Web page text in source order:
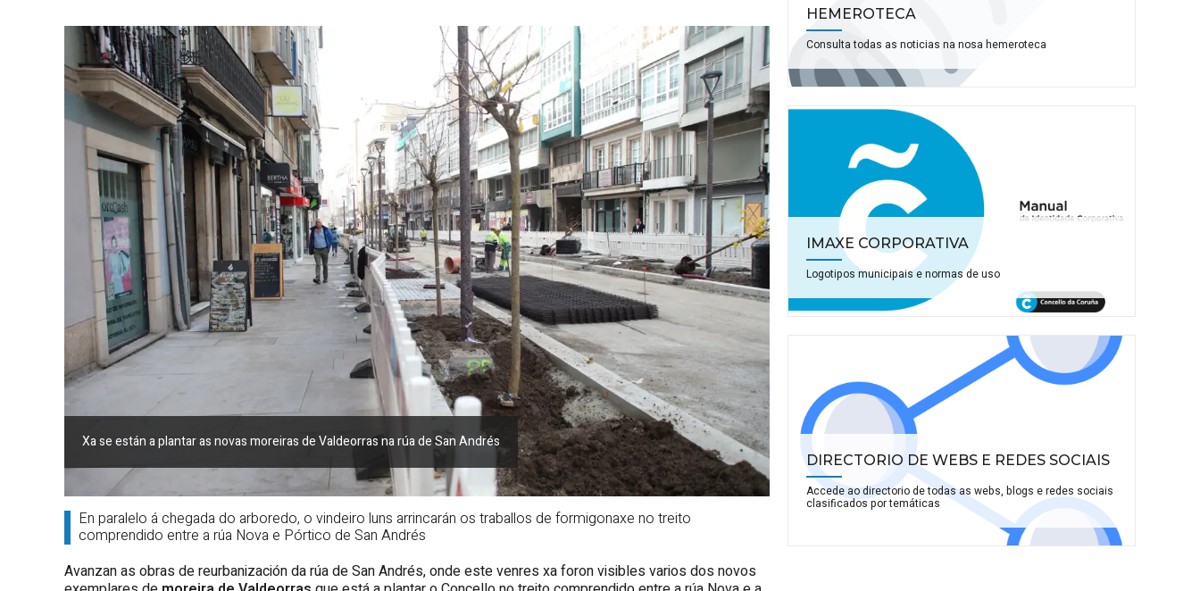
Xa se están a plantar as novas moreiras de Valdeorras na rúa de San Andrés
En paralelo á chegada do arboredo, o vindeiro luns arrincarán os traballos de formigonaxe no treito
comprendido entre a rúa Nova e Pórtico de San Andrés
Avanzan as obras de reurbanización da rúa de San Andrés, onde este venres xa foron visibles varios dos novos
HEMEROTECA
Consulta todas as noticias na nosa hemeroteca
IMAXE CORPORATIVA
Logotipos municipais e normas de uso
DIRECTORIO DE WEBS E REDES SOCIAIS
Accede ao directorio de todas as webs, blogs e redes sociais
clasificados por temáticas